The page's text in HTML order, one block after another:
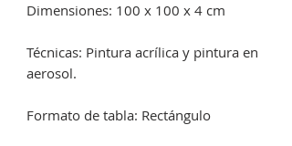
Dimensiones: 100 x 100 x 4 cm
Técnicas: Pintura acrílica y pintura en
aerosol.
Formato de tabla: Rectángulo